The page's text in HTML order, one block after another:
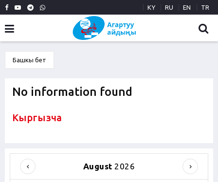
KY RU EN TR
Башкы бет
No information found
Кыргызча
August 2026